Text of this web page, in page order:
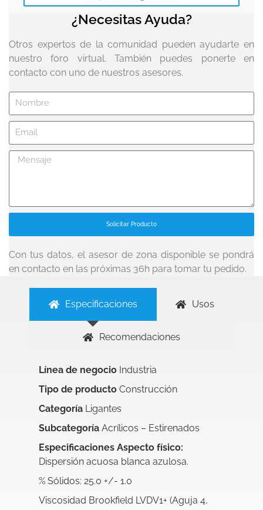
¿Necesitas Ayuda?
Otros expertos de la comunidad pueden ayudarte en
nuestro foro virtual. También puedes ponerte en
contacto con uno de nuestros asesores.
Solicitar Producto
Con tus datos, el asesor de zona disponible se pondrá
en contacto en las próximas 36h para tomar tu pedido.
Especificaciones Usos
Recomendaciones
Línea de negocio Industria
Tipo de producto Construcción
Categoría Ligantes
Subcategoría Acrílicos – Estirenados
Especificaciones Aspecto físico:
Dispersión acuosa blanca azulosa.
% Sólidos: 25.0 +/- 1.0
Viscosidad Brookfield LVDV1+ (Aguja 4,